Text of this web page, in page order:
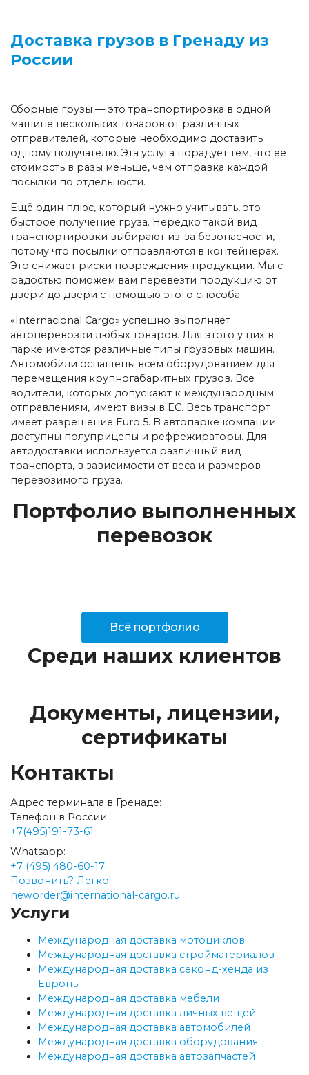
Доставка грузов в Гренаду из
России
Сборные грузы — это транспортировка в одной
машине нескольких товаров от различных
отправителей, которые необходимо доставить
одному получателю. Эта услуга порадует тем, что её
стоимость в разы меньше, чем отправка каждой
посылки по отдельности.
Ещё один плюс, который нужно учитывать, это
быстрое получение груза. Нередко такой вид
транспортировки выбирают из-за безопасности,
потому что посылки отправляются в контейнерах.
Это снижает риски повреждения продукции. Мы с
радостью поможем вам перевезти продукцию от
двери до двери с помощью этого способа.
«Internacional Cargo» успешно выполняет
автоперевозки любых товаров. Для этого у них в
парке имеются различные типы грузовых машин.
Автомобили оснащены всем оборудованием для
перемещения крупногабаритных грузов. Все
водители, которых допускают к международным
отправлениям, имеют визы в ЕС. Весь транспорт
имеет разрешение Euro 5. В автопарке компании
доступны полуприцепы и рефрежираторы. Для
автодоставки используется различный вид
транспорта, в зависимости от веса и размеров
перевозимого груза.
Портфолио выполненных
перевозок
Всё портфолио
Среди наших клиентов
Документы, лицензии,
сертификаты
Контакты
Адрес терминала в Гренаде:
Телефон в России:
+7(495)191-73-61
Whatsapp:
+7 (495) 480-60-17
Позвонить? Легко!
neworder@international-cargo.ru
Услуги
Международная доставка мотоциклов
Международная доставка стройматериалов
Международная доставка секонд-хенда из
Европы
Международная доставка мебели
Международная доставка личных вещей
Международная доставка автомобилей
Международная доставка оборудования
Международная доставка автозапчастей